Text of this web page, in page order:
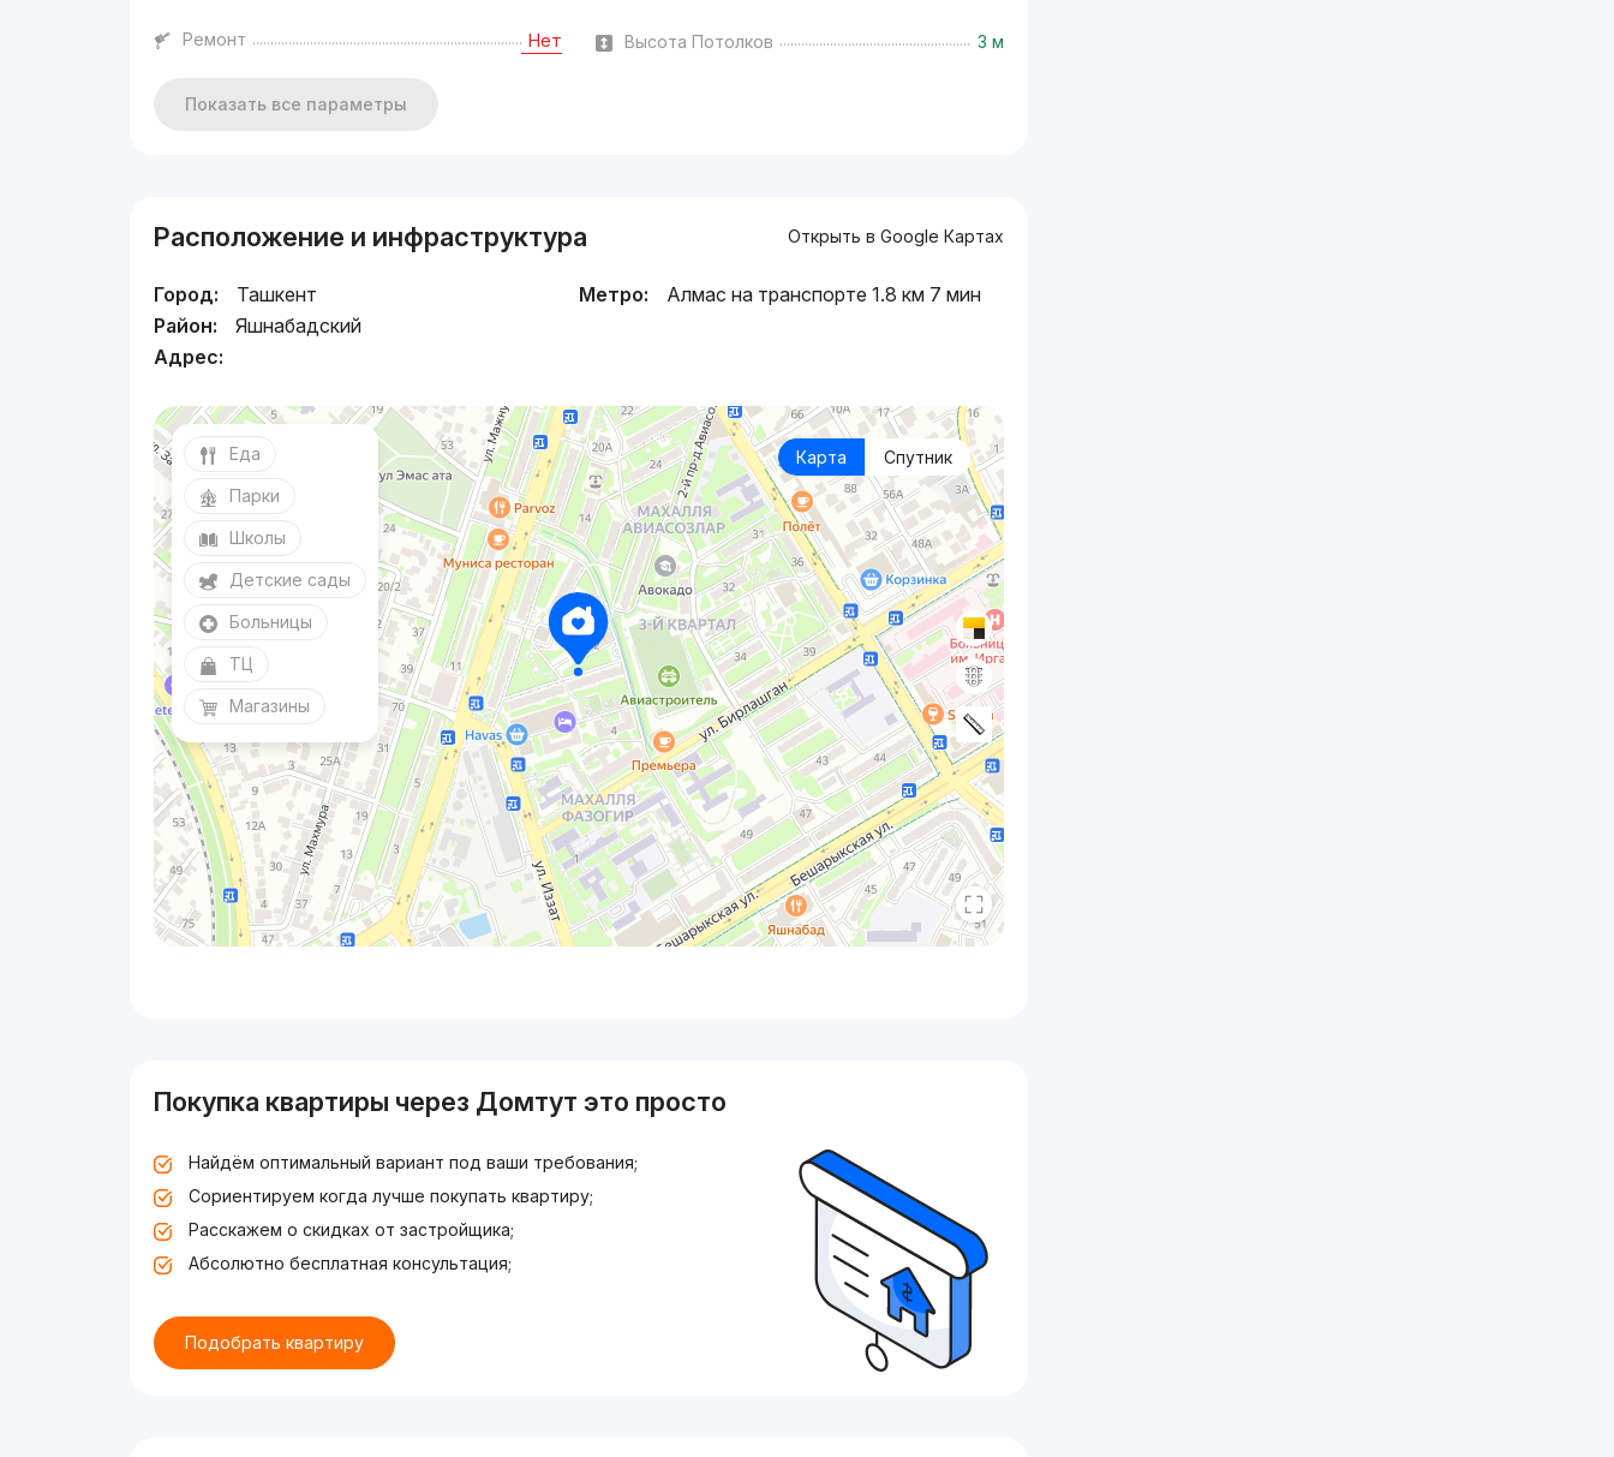
Ремонт Нет Высота Потолков 3 м
Показать все параметры
Расположение и инфраструктура Открыть в Google Картах
Город:
Ташкент
Район:
Яшнабадский
Адрес:
Метро: Алмас на транспорте 1.8 км 7 мин
Карта Спутник
Еда
Парки
Школы
Детские сады
Больницы
ТЦ
Магазины
Покупка квартиры через Домтут это просто
Найдём оптимальный вариант под ваши требования;
Сориентируем когда лучше покупать квартиру;
Расскажем о скидках от застройщика;
Абсолютно бесплатная консультация;
Подобрать квартиру